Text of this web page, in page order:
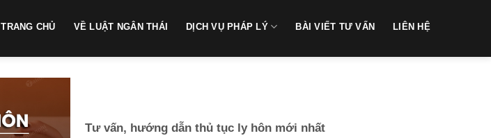
TRANG CHỦ VỀ LUẬT NGÂN THÁI DỊCH VỤ PHÁP LÝ BÀI VIẾT TƯ VẤN LIÊN HỆ
Tư vấn, hướng dẫn thủ tục ly hôn mới nhất